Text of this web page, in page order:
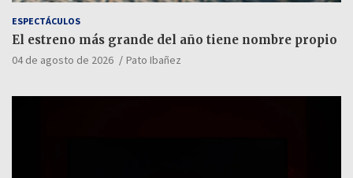
ESPECTÁCULOS
El estreno más grande del año tiene nombre propio
04 de agosto de 2026 Pato Ibañez